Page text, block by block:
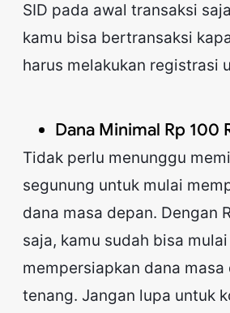
SID pada awal transaksi
kamu bisa bertransaksi
harus melakukan registrasi
Dana Minimal Rp 100
Tidak perlu menunggu
segunung untuk mulai
dana masa depan. Dengan
saja, kamu sudah bisa mulai
mempersiapkan dana masa
tenang. Jangan lupa untuk